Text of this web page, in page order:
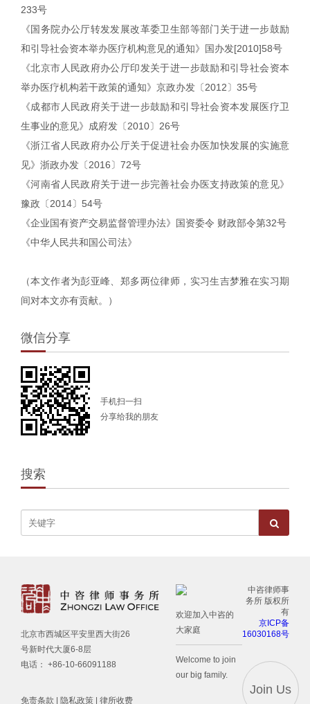
233号
《国务院办公厅转发发展改革委卫生部等部门关于进一步鼓励
和引导社会资本举办医疗机构意见的通知》国办发[2010]58号
《北京市人民政府办公厅印发关于进一步鼓励和引导社会资本
举办医疗机构若干政策的通知》京政办发〔2012〕35号
《成都市人民政府关于进一步鼓励和引导社会资本发展医疗卫
生事业的意见》成府发〔2010〕26号
《浙江省人民政府办公厅关于促进社会办医加快发展的实施意
见》浙政办发〔2016〕72号
《河南省人民政府关于进一步完善社会办医支持政策的意见》
豫政〔2014〕54号
《企业国有资产交易监督管理办法》国资委令 财政部令第32号
《中华人民共和国公司法》
（本文作者为彭亚峰、郑多两位律师，实习生吉梦雅在实习期
间对本文亦有贡献。）
微信分享
手机扫一扫
分享给我的朋友
搜索
北京市西城区平安里西大街26
号新时代大厦6-8层
电话： +86-10-66091188
免责条款 隐私政策 律所收费
欢迎加入中咨的
大家庭
Welcome to join
our big family.
中咨律师事
务所 版权所
有
京ICP备
16030168号
Join Us